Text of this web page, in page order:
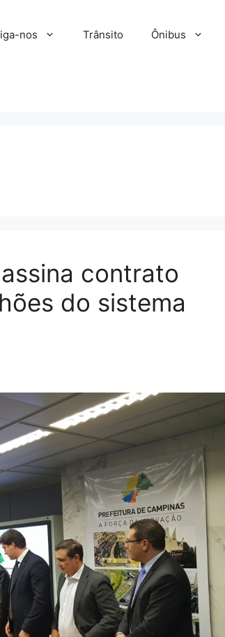
nos Trânsito Ônibus
contrato
do sistema